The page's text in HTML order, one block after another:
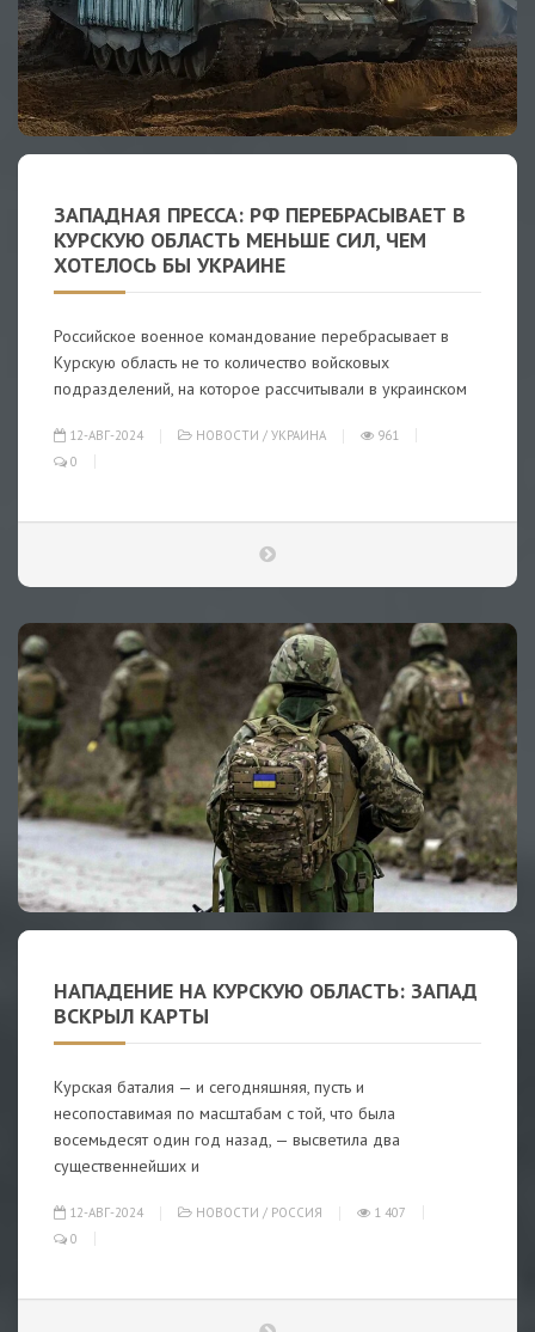
ЗАПАДНАЯ ПРЕССА: РФ ПЕРЕБРАСЫВАЕТ В
КУРСКУЮ ОБЛАСТЬ МЕНЬШЕ СИЛ, ЧЕМ
ХОТЕЛОСЬ БЫ УКРАИНЕ
Российское военное командование перебрасывает в
Курскую область не то количество войсковых
подразделений, на которое рассчитывали в украинском
12-АВГ-2024 НОВОСТИ / УКРАИНА
961
0
НАПАДЕНИЕ НА КУРСКУЮ ОБЛАСТЬ: ЗАПАД
ВСКРЫЛ КАРТЫ
Курская баталия — и сегодняшняя, пусть и
несопоставимая по масштабам с той, что была
восемьдесят один год назад, — высветила два
существеннейших и
12-АВГ-2024 НОВОСТИ / РОССИЯ
1 407
0